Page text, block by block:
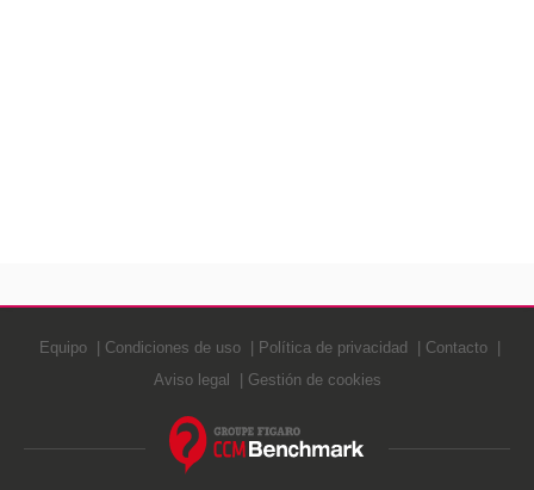
Equipo Condiciones de uso Política de privacidad
Contacto
Aviso legal
Gestión de cookies